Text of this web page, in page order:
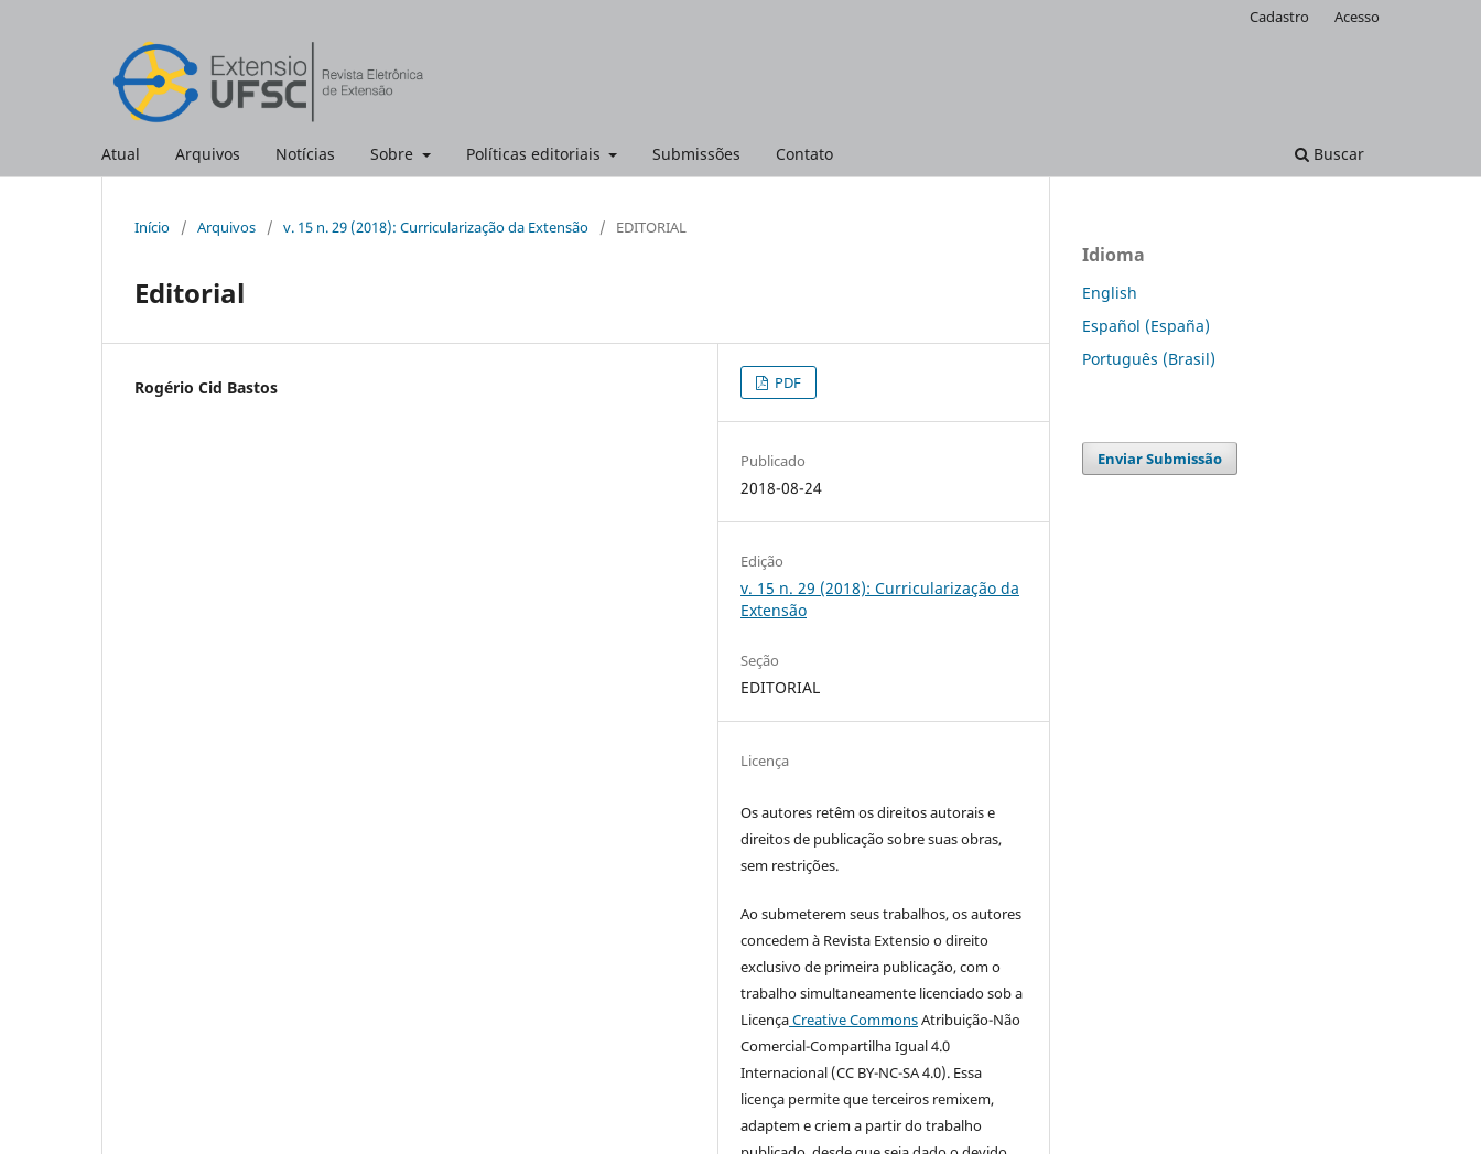
Atual Arquivos Notícias Sobre Políticas editoriais Submissões Contato Buscar
Cadastro Acesso
Início / Arquivos / v. 15 n. 29 (2018): Curricularização da Extensão / EDITORIAL
Editorial
Rogério Cid Bastos PDF
Publicado
2018-08-24
Edição
v. 15 n. 29 (2018): Curricularização da
Extensão
Seção
EDITORIAL
Licença
Os autores retêm os direitos autorais e
direitos de publicação sobre suas obras,
sem restrições.
Ao submeterem seus trabalhos, os autores
concedem à Revista Extensio o direito
exclusivo de primeira publicação, com o
trabalho simultaneamente licenciado sob a
LicençaCreative CommonsAtribuição-Não
Comercial-Compartilha Igual 4.0
Internacional (CC BY-NC-SA 4.0). Essa
licença permite que terceiros remixem,
adaptem e criem a partir do trabalho
Idioma
English
Español (España)
Português (Brasil)
Enviar Submissão